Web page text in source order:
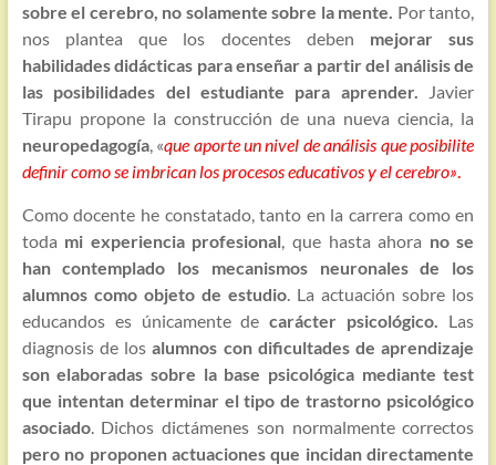
sobre el cerebro, no solamente sobre la mente. Por tanto,
nos plantea que los docentes deben mejorar sus
habilidades didácticas para enseñar a partir del análisis de
las posibilidades del estudiante para aprender. Javier
Tirapu propone la construcción de una nueva ciencia, la
neuropedagogía, «que aporte un nivel de análisis que posibilite
definir como se imbrican los procesos educativos y el cerebro».
Como docente he constatado, tanto en la carrera como en
toda mi experiencia profesional, que hasta ahora no se
han contemplado los mecanismos neuronales de los
alumnos como objeto de estudio. La actuación sobre los
educandos es únicamente decarácter psicológico. Las
diagnosis de losalumnos con dificultades de aprendizaje
son elaboradas sobre la base psicológica mediante test
que intentan determinar el tipo de trastorno psicológico
asociado. Dichos dictámenes son normalmente correctos
pero no proponen actuaciones que incidan directamente